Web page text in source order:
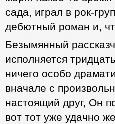
сада, играл в рок-
дебютный роман и,
Безымянный
исполняется
ничего особо
вначале с
настоящий друг, Он
вот тот уже удачно